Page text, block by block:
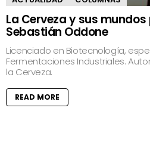
La Cerveza y sus mundos
Sebastián Oddone
Licenciado en Biotecnología,
Fermentaciones Industriales.
la Cerveza.
READ MORE